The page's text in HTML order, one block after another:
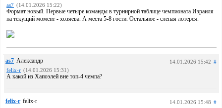
as7 (14.01.2026 15:22)
Формат новый. Первые четыре команды в турнирной таблице чемпионата Израиля
на текущий момент - хозяева. А места 5-8 гости. Остальное - слепая лотерея.
as7 Александр 14.01.2026 15:42 #
felix-r (14.01.2026 15:31)
А какой из Хапоэлей вне топ-4 чемпа?
felix-r felix-r 14.01.2026 15:48 #